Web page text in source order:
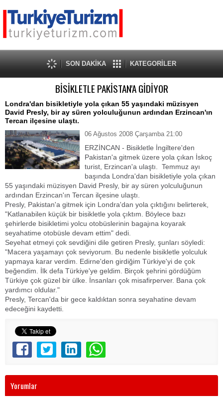
SON DAKİKA KATEGORİLER
BİSİKLETLE PAKİSTAN'A GİDİYOR
Londra'dan bisikletiyle yola çıkan 55 yaşındaki müzisyen
David Presly, bir ay süren yolculuğunun ardından Erzincan'ın
Tercan ilçesine ulaştı.
06 Ağustos 2008 Çarşamba 21:00
ERZİNCAN - Bisikletle İngiltere'den
Pakistan'a gitmek üzere yola çıkan İskoç
turist, Erzincan'a ulaştı. Temmuz ayı
başında Londra'dan bisikletiyle yola çıkan
55 yaşındaki müzisyen David Presly, bir ay süren yolculuğunun
ardından Erzincan'ın Tercan ilçesine ulaştı.
Presly, Pakistan'a gitmek için Londra'dan yola çıktığını belirterek,
"Katlanabilen küçük bir bisikletle yola çıktım. Böylece bazı
şehirlerde bisikletimi yolcu otobüslerinin bagajına koyarak
seyahatime otobüsle devam ettim" dedi.
Seyehat etmeyi çok sevdiğini dile getiren Presly, şunları söyledi:
"Macera yaşamayı çok seviyorum. Bu nedenle bisikletle yolculuk
yapmaya karar verdim. Edirne'den girdiğim Türkiye'yi de çok
beğendim. İlk defa Türkiye'ye geldim. Birçok şehrini gördüğüm
Türkiye çok güzel bir ülke. İnsanları çok misafirperver. Bana çok
yardımcı oldular."
Presly, Tercan'da bir gece kaldıktan sonra seyahatine devam
edeceğini kaydetti.
Yorumlar